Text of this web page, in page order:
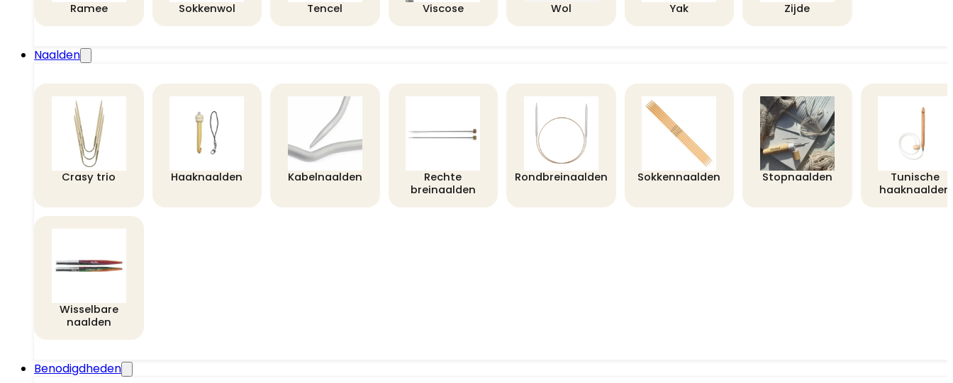
Ramee Sokkenwol Tencel Viscose Wol Yak Zijde
Naalden
Crasy trio Haaknaalden Kabelnaalden
Rechte
breinaalden
Rondbreinaalden Sokkennaalden Stopnaalden
Tunische
haaknaalden
Wisselbare
naalden
Benodigdheden